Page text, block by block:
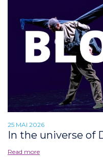
25 MAI 2026
In the universe of
Read more